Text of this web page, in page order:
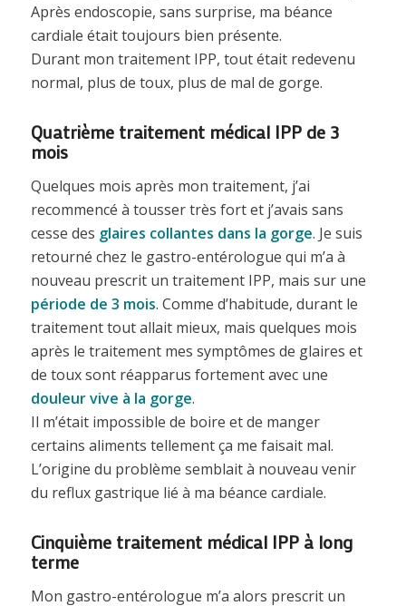
Après endoscopie, sans surprise, ma béance
cardiale était toujours bien présente.
Durant mon traitement IPP, tout était redevenu
normal, plus de toux, plus de mal de gorge.
Quatrième traitement médical IPP de 3
mois
Quelques mois après mon traitement, j’ai
recommencé à tousser très fort et j’avais sans
cesse des glaires collantes dans la gorge. Je suis
retourné chez le gastro-entérologue qui m’a à
nouveau prescrit un traitement IPP, mais sur une
période de 3 mois. Comme d’habitude, durant le
traitement tout allait mieux, mais quelques mois
après le traitement mes symptômes de glaires et
de toux sont réapparus fortement avec une
douleur vive à la gorge.
Il m’était impossible de boire et de manger
certains aliments tellement ça me faisait mal.
L’origine du problème semblait à nouveau venir
du reflux gastrique lié à ma béance cardiale.
Cinquième traitement médical IPP à long
terme
Mon gastro-entérologue m’a alors prescrit un